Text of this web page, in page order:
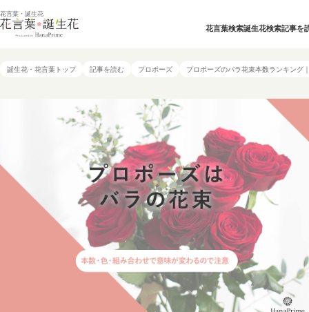
花言葉・誕生花
花言葉検索誕生花検索記事を
誕生花・花言葉トップ 記事を読む プロポーズ プロポーズのバラ花束本数ランキング